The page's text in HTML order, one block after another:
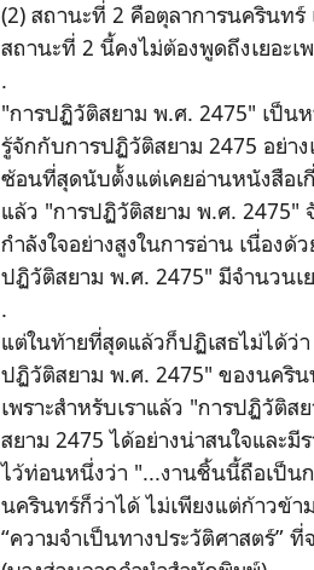
(2) สถานะที่ 2 คือตุลาการนครินท
สถานะที่ 2 นี้คงไม่ต้องพูดถึงเยอะเ
.
"การปฏิวัติสยาม พ.ศ. 2475" เป็นห
รู้จักกับการปฏิวัติสยาม 2475 อย่า
ซ้อนที่สุดนับตั้งแต่เคยอ่านหนังสือเ
แล้ว "การปฏิวัติสยาม พ.ศ. 2475"
กำลังใจอย่างสูงในการอ่าน เนื่อง
ปฏิวัติสยาม พ.ศ. 2475" มีจำนวนเ
.
แต่ในท้ายที่สุดแล้วก็ปฏิเสธไม่ได้ว่
ปฏิวัติสยาม พ.ศ. 2475" ของนคริน
เพราะสำหรับเราแล้ว "การปฏิวัติ
สยาม 2475 ได้อย่างน่าสนใจและมี
ไว้ท่อนหนึ่งว่า "...งานชิ้นนี้ถือเป็น
นครินทร์ก็ว่าได้ ไม่เพียงแต่ก้าวข้
“ความจำเป็นทางประวัติศาสตร์”